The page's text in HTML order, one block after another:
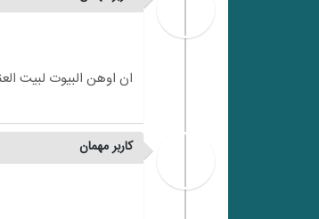
کاربر مهمان